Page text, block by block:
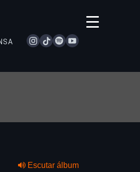
instagram
tiktokspotifyyoutube
Escutar álbum